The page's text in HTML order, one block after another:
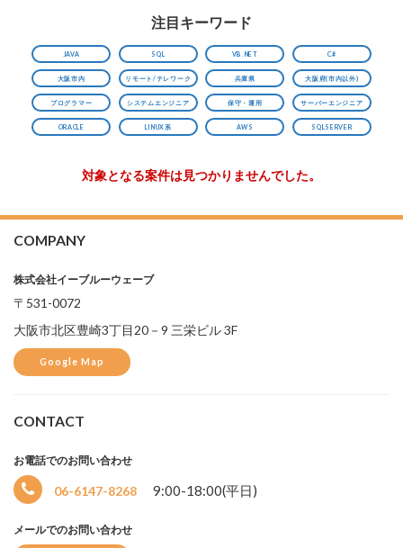
注目キーワード
JAVA SQL VB.NET C#
大阪市内 リモート/テレワーク 兵庫県 大阪府(市内以外)
プログラマー システムエンジニア 保守・運用 サーバーエンジニア
ORACLE LINUX系 AWS SQLSERVER
対象となる案件は見つかりませんでした。
COMPANY
株式会社イーブルーウェーブ
〒531-0072
大阪市北区豊崎3丁目20－9 三栄ビル 3F
Google Map
CONTACT
お電話でのお問い合わせ
06-6147-8268 9:00-18:00(平日)
メールでのお問い合わせ